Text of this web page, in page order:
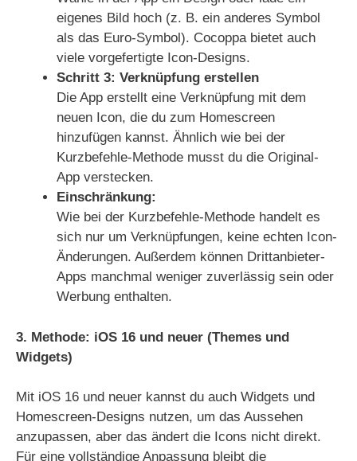
eigenes Bild hoch (z. B. ein anderes Symbol
als das Euro-Symbol). Cocoppa bietet auch
viele vorgefertigte Icon-Designs.
Schritt 3: Verknüpfung erstellen
Die App erstellt eine Verknüpfung mit dem
neuen Icon, die du zum Homescreen
hinzufügen kannst. Ähnlich wie bei der
Kurzbefehle-Methode musst du die Original-
App verstecken.
Einschränkung:
Wie bei der Kurzbefehle-Methode handelt es
sich nur um Verknüpfungen, keine echten Icon-
Änderungen. Außerdem können Drittanbieter-
Apps manchmal weniger zuverlässig sein oder
Werbung enthalten.
3. Methode: iOS 16 und neuer (Themes und
Widgets)
Mit iOS 16 und neuer kannst du auch Widgets und
Homescreen-Designs nutzen, um das Aussehen
anzupassen, aber das ändert die Icons nicht direkt.
Für eine vollständige Anpassung bleibt die